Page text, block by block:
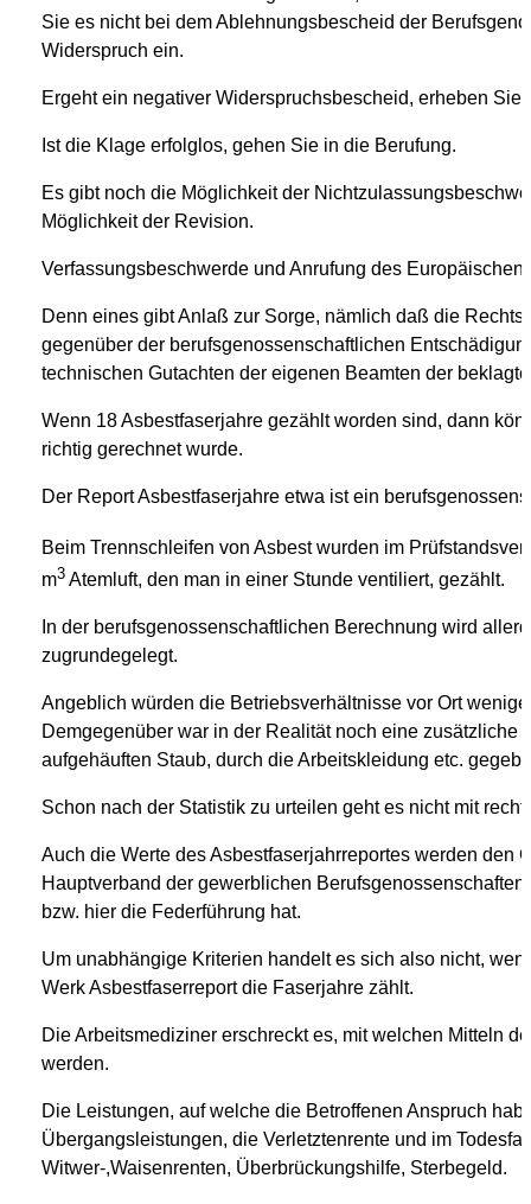
Sie es nicht bei dem Ablehnungsbescheid der
Widerspruch ein.
Ergeht ein negativer Widerspruchsbescheid, erheben Sie
Ist die Klage erfolglos, gehen Sie in die Berufung.
Es gibt noch die Möglichkeit der
Möglichkeit der Revision.
Verfassungsbeschwerde und Anrufung des
Denn eines gibt Anlaß zur Sorge, nämlich daß die
gegenüber der berufsgenossenschaftlichen
technischen Gutachten der eigenen Beamten der
Wenn 18 Asbestfaserjahre gezählt worden sind, dann
richtig gerechnet wurde.
Der Report Asbestfaserjahre etwa ist ein
Beim Trennschleifen von Asbest wurden im
m3 Atemluft, den man in einer Stunde ventiliert, gezählt.
In der berufsgenossenschaftlichen Berechnung wird
zugrundegelegt.
Angeblich würden die Betriebsverhältnisse vor Ort
Demgegenüber war in der Realität noch eine
aufgehäuften Staub, durch die Arbeitskleidung etc.
Schon nach der Statistik zu urteilen geht es nicht mit
Auch die Werte des Asbestfaserjahrreportes werden den
Hauptverband der gewerblichen
bzw. hier die Federführung hat.
Um unabhängige Kriterien handelt es sich also nicht,
Werk Asbestfaserreport die Faserjahre zählt.
Die Arbeitsmediziner erschreckt es, mit welchen Mitteln
werden.
Die Leistungen, auf welche die Betroffenen Anspruch
Übergangsleistungen, die Verletztenrente und im
Witwer-,Waisenrenten, Überbrückungshilfe, Sterbegeld.